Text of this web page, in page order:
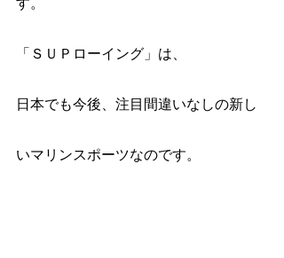
す。
「ＳＵＰローイング」は、
日本でも今後、注目間違いなしの新し
いマリンスポーツなのです。